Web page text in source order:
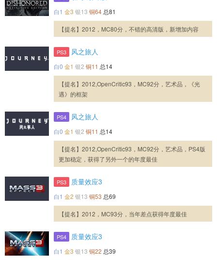
白1 金3 银13 铜64 总81
【提名】2012，MC80分，不错的高清版，新增加内容
PS3 风之旅人
白0 金1 银2 铜11 总14
【提名】2012,OpenCritic93，MC92分，艺术品，《光
遇》的框架
PS4 风之旅人
白0 金1 银2 铜11 总14
【提名】2012,OpenCritic93，MC92分，艺术品，PS4版
更加稳定，获得了另外一个的年度最佳
PS3 质量效应3
白1 金2 银13 铜53 总69
【提名】2012，MC93分，当年差点获得年度最佳
PS4 质量效应3
白1 金3 银13 铜22 总39